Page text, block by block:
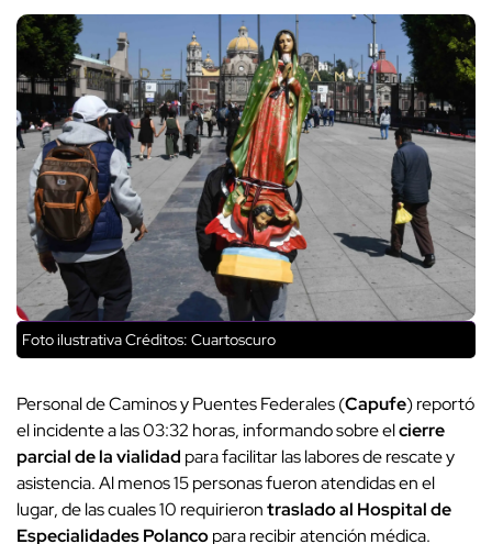
Foto ilustrativaCréditos: Cuartoscuro
Personal de Caminos y Puentes Federales (Capufe) reportó
el incidente a las 03:32 horas, informando sobre elcierre
parcial de la vialidad para facilitar las labores de rescate y
asistencia. Al menos 15 personas fueron atendidas en el
lugar, de las cuales 10 requirierontraslado al Hospital de
Especialidades Polancopara recibir atención médica.